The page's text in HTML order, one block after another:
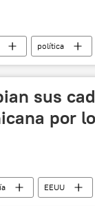
política
sus
por
EEUU